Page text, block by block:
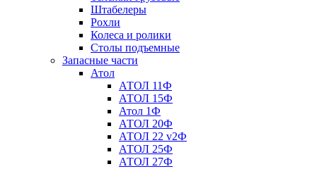
Штабелеры
Рохли
Колеса и ролики
Столы подъемные
Запасные части
Атол
АТОЛ 11Ф
АТОЛ 15Ф
Атол 1Ф
АТОЛ 20Ф
АТОЛ 22 v2Ф
АТОЛ 25Ф
АТОЛ 27Ф